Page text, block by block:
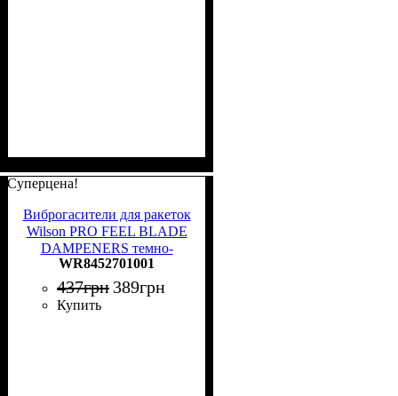
Суперцена!
Виброгасители для ракеток
Wilson PRO FEEL BLADE
DAMPENERS темно-
зелено-светло-зеленые (2
штуки) WR8452701001
WR8452701001
437грн 389грн
Купить